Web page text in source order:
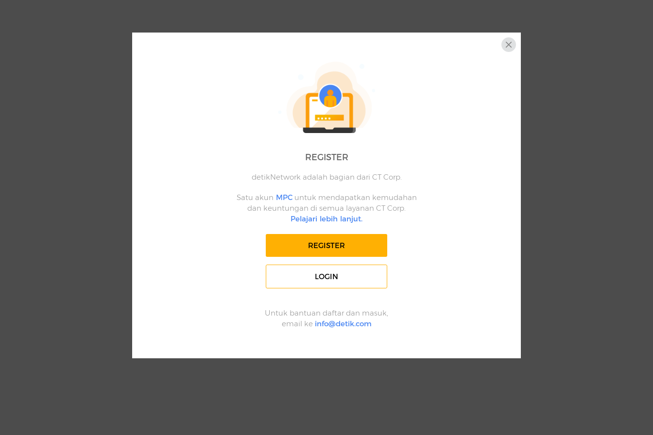
REGISTER
detikNetwork adalah bagian dari CT Corp.
Satu akun MPCuntuk mendapatkan kemudahan
dan keuntungan di semua layanan CT Corp.
Pelajari lebih lanjut.
REGISTER
LOGIN
Untuk bantuan daftar dan masuk,
email ke info@detik.com